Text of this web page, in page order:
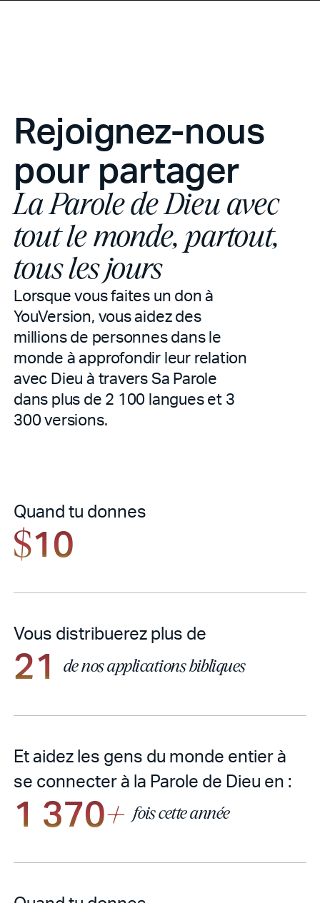
Rejoignez-nous
pour partager
La Parole de Dieu avec
tout le monde, partout,
tous les jours
Lorsque vous faites un don à
YouVersion, vous aidez des
millions de personnes dans le
monde à approfondir leur relation
avec Dieu à travers Sa Parole
dans plus de 2 100 langues et 3
300 versions.
Quand tu donnes
$10
Vous distribuerez plus de
21 de nos applications bibliques
Et aidez les gens du monde entier à
se connecter à la Parole de Dieu en :
1 370+ fois cette année